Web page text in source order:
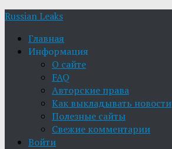
Russian Leaks
Главная
Информация
О сайте
FAQ
Авторские права
Как выкладывать новости
Полезные сайты
Свежие комментарии
Войти